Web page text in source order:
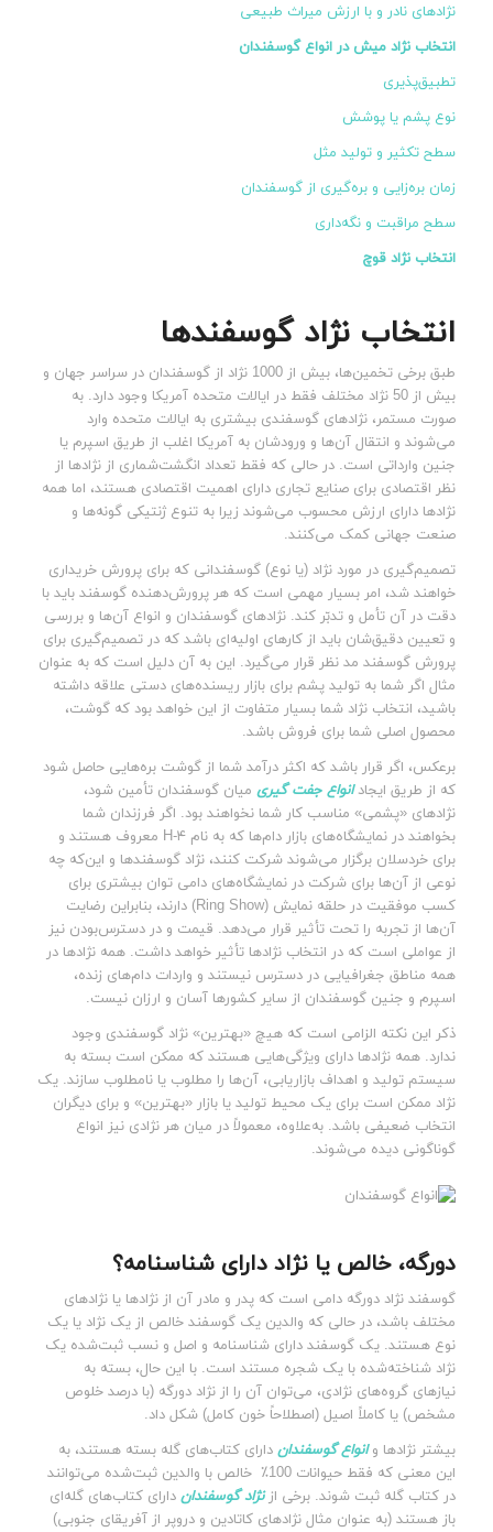
نژادهای نادر و با ارزش میراث طبیعی
انتخاب نژاد میش در انواع گوسفندان
تطبیق‌پذیری
نوع پشم یا پوشش
سطح تکثیر و تولید مثل
زمان بره‌زایی و بره‌گیری از گوسفندان
سطح مراقبت و نگه‌داری
انتخاب نژاد قوچ
انتخاب نژاد گوسفندها
طبق برخی تخمین‌ها، بیش از 1000 نژاد از گوسفندان در سراسر جهان و
بیش از 50 نژاد مختلف فقط در ایالات متحده آمریکا وجود دارد. به
صورت مستمر، نژادهای گوسفندی بیشتری به ایالات متحده وارد
می‌شوند و انتقال آن‌ها و ورودشان به آمریکا اغلب از طریق اسپرم یا
جنین‌ وارداتی است. در حالی که فقط تعداد انگشت‌شماری از نژادها از
نظر اقتصادی برای صنایع تجاری دارای اهمیت اقتصادی هستند، اما همه
نژادها دارای ارزش محسوب می‌شوند زیرا به تنوع ژنتیکی گونه‌ها و
صنعت جهانی کمک می‌کنند.
تصمیم‌گیری در مورد نژاد (یا نوع) گوسفندانی که برای پرورش خریداری
خواهند شد، امر بسیار مهمی است که هر پرورش‌دهنده گوسفند باید با
دقت در آن تأمل و تدبّر کند. نژادهای گوسفندان و انواع آن‌ها و بررسی
و تعیین دقیق‌شان باید از کارهای اولیه‌ای باشد که در تصمیم‌گیری برای
پرورش گوسفند مد نظر قرار می‌گیرد. این به آن دلیل است که به‌ عنوان
مثال اگر شما به تولید پشم برای بازار ریسنده‌های دستی علاقه داشته
باشید، انتخاب نژاد شما بسیار متفاوت از این خواهد بود که گوشت،
محصول اصلی شما برای فروش باشد.
برعکس، اگر قرار باشد که اکثر درآمد شما از گوشت بره‌هایی حاصل شود
که از طریق ایجادانواع جفت گیریمیان گوسفندان تأمین شود،
نژادهای «پشمی» مناسب کار شما نخواهند بود. اگر فرزندان شما
بخواهند در نمایشگاه‌های بازار دام‌ها که به نام ۴-H معروف هستند و
برای خردسلان برگزار می‌شوند شرکت کنند، نژاد گوسفندها و این‌که چه
نوعی از آن‌ها برای شرکت در نمایشگاه‌های دامی توان بیشتری برای
کسب موفقیت در حلقه نمایش (Ring Show) دارند، بنابراین رضایت
آن‌ها از تجربه را تحت تأثیر قرار می‌دهد. قیمت و در دسترس‌بودن نیز
از عواملی است که در انتخاب نژادها تأثیر خواهد داشت. همه نژادها در
همه مناطق جغرافیایی در دسترس نیستند و واردات دام‌های زنده،
اسپرم و جنین گوسفندان از سایر کشورها آسان و ارزان نیست.
ذکر این نکته الزامی است که هیچ «بهترین» نژاد گوسفندی وجود
ندارد. همه نژادها دارای ویژگی‌هایی هستند که ممکن است بسته به
سیستم تولید و اهداف بازاریابی، آن‌ها را مطلوب یا نامطلوب سازند. یک
نژاد ممکن است برای یک محیط تولید یا بازار «بهترین» و برای دیگران
انتخاب ضعیفی باشد. به‌علاوه، معمولاً در میان هر نژادی نیز انواع
گوناگونی دیده می‌شوند.
دورگه، خالص یا نژاد دارای شناسنامه؟
گوسفند نژاد دورگه دامی است که پدر و مادر آن از نژادها یا نژادهای
مختلف باشد، در حالی‌ که والدین یک گوسفند خالص از یک نژاد یا یک
نوع هستند. یک گوسفند دارای شناسنامه و اصل و نسب ثبت‌شده یک
نژاد شناخته‌شده با یک شجره مستند است. با این حال، بسته به
نیازهای گروه‌های نژادی، می‌توان آن را از نژاد دورگه (با درصد خلوص
مشخص) یا کاملاً اصیل (اصطلاحاً خون کامل) شکل داد.
بیشتر نژادها وانواع گوسفنداندارای کتاب‌های گله بسته هستند، به
این معنی که فقط حیوانات 100٪ خالص با والدین ثبت‌شده می‌توانند
در کتاب گله ثبت شوند. برخی ازنژاد گوسفنداندارای کتاب‌های گله‌ای
باز هستند (به‌ عنوان مثال نژادهای کاتادین و دروپر از آفریقای جنوبی)